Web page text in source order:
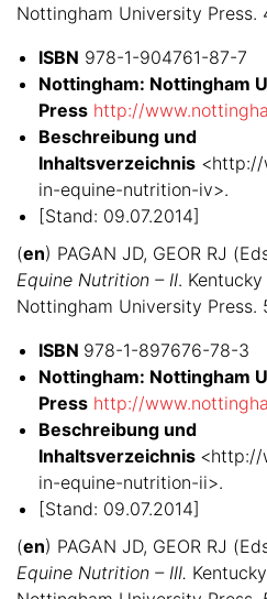
Nottingham University Press.
ISBN 978-1-904761-87-7
Nottingham: Nottingham
Press http://
Beschreibung und
Inhaltsverzeichnis <http://
in-equine-nutrition-iv>.
[Stand: 09.07.2014]
(en) PAGAN JD, GEOR RJ
Equine Nutrition – II.
Nottingham University Press.
ISBN 978-1-897676-78-3
Nottingham: Nottingham
Press http://
Beschreibung und
Inhaltsverzeichnis <http://
in-equine-nutrition-ii>.
[Stand: 09.07.2014]
(en) PAGAN JD, GEOR RJ
Equine Nutrition – III.